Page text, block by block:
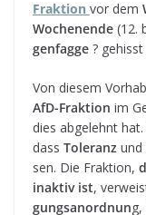
o
o
k
g
e
r
Frak­tion vor dem
Wochen­ende (12.
gen­fagge ?
Von die­sem
AfD-Frak­tion im
dies abge­lehnt
dass Tole­ranz und
sen. Die Frak­tion,
inak­tiv ist,
gungs­an­ord­nun